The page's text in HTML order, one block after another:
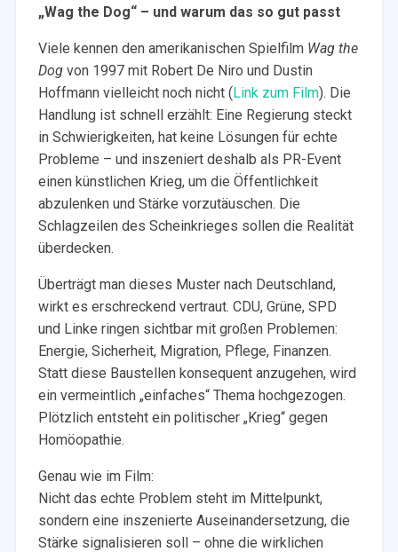
„Wag the Dog“ – und warum das so gut passt
Viele kennen den amerikanischen Spielfilm Wag the
Dogvon 1997 mit Robert De Niro und Dustin
Hoffmann vielleicht noch nicht (Link zum Film). Die
Handlung ist schnell erzählt: Eine Regierung steckt
in Schwierigkeiten, hat keine Lösungen für echte
Probleme – und inszeniert deshalb als PR-Event
einen künstlichen Krieg, um die Öffentlichkeit
abzulenken und Stärke vorzutäuschen. Die
Schlagzeilen des Scheinkrieges sollen die Realität
überdecken.
Überträgt man dieses Muster nach Deutschland,
wirkt es erschreckend vertraut. CDU, Grüne, SPD
und Linke ringen sichtbar mit großen Problemen:
Energie, Sicherheit, Migration, Pflege, Finanzen.
Statt diese Baustellen konsequent anzugehen, wird
ein vermeintlich „einfaches“ Thema hochgezogen.
Plötzlich entsteht ein politischer „Krieg“ gegen
Homöopathie.
Genau wie im Film:
Nicht das echte Problem steht im Mittelpunkt,
sondern eine inszenierte Auseinandersetzung, die
Stärke signalisieren soll – ohne die wirklichen